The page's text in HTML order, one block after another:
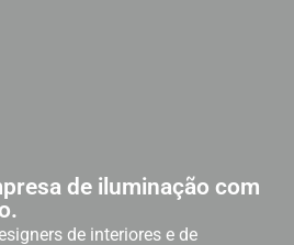
de iluminação com
de interiores e de